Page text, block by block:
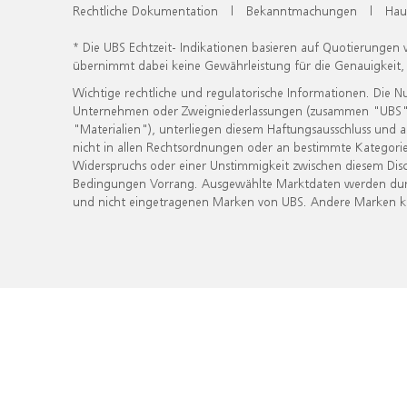
Rechtliche Dokumentation | Bekanntmachungen |
* Die UBS Echtzeit- Indikationen basieren auf
übernimmt dabei keine Gewährleistung für die
Wichtige rechtliche und regulatorische Informationen. Die
Unternehmen oder Zweigniederlassungen (zusammen
"Materialien"), unterliegen diesem Haftungsausschluss
nicht in allen Rechtsordnungen oder an bestimmte
Widerspruchs oder einer Unstimmigkeit zwischen diesem
Bedingungen Vorrang. Ausgewählte Marktdaten werden
und nicht eingetragenen Marken von UBS. Andere Marken